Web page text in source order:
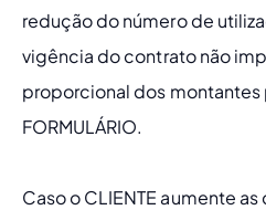
redução do número de
vigência do contrato não
proporcional dos montantes
FORMULÁRIO.
Caso o CLIENTE aumente